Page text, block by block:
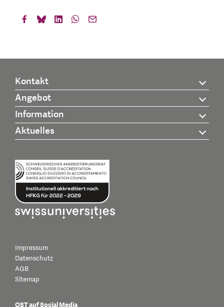
Kontakt
Angebot
Information
Aktuelles
Impressum
Datenschutz
AGB
Sitemap
OST auf Social Media